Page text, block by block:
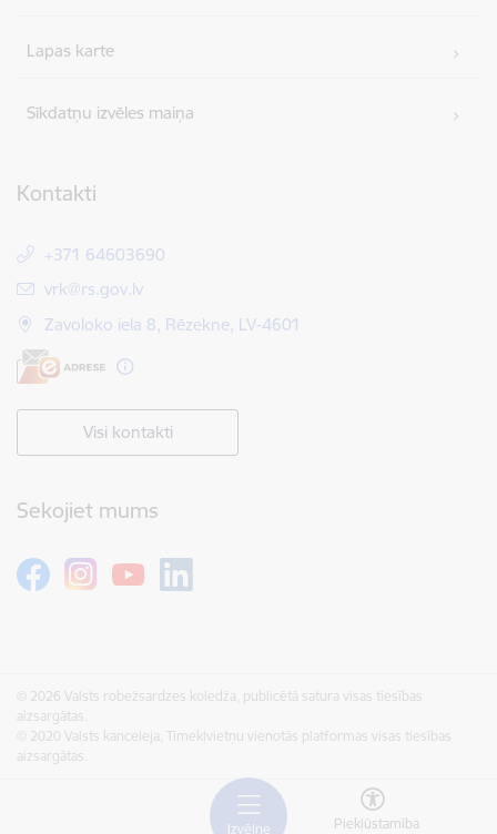
Izvēlne Piekļūstamība
Lapas karte
Sīkdatņu izvēles maiņa
Kontakti
+371 64603690
E-pasts:
vrk@rs.gov.lv
Zavoloko iela 8, Rēzekne, LV-4601
Visi kontakti
Sekojiet mums
© 2026 Valsts robežsardzes koledža, publicētā satura visas tiesības
aizsargātas.
© 2020 Valsts kanceleja, Tīmekļvietņu vienotās platformas visas tiesības
aizsargātas.